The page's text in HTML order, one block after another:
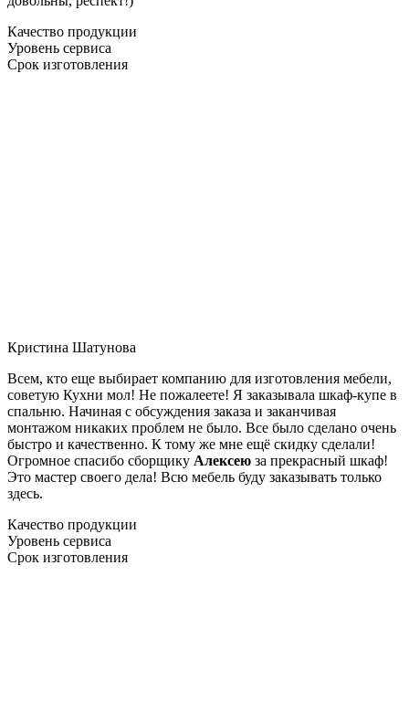
Качество продукции
Уровень сервиса
Срок изготовления
Кристина Шатунова
Всем, кто еще выбирает компанию для изготовления мебели,
советую Кухни мол! Не пожалеете! Я заказывала шкаф-купе в
спальню. Начиная с обсуждения заказа и заканчивая
монтажом никаких проблем не было. Все было сделано очень
быстро и качественно. К тому же мне ещё скидку сделали!
Огромное спасибо сборщику Алексею за прекрасный шкаф!
Это мастер своего дела! Всю мебель буду заказывать только
здесь.
Качество продукции
Уровень сервиса
Срок изготовления